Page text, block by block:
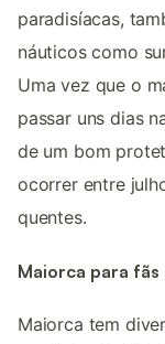
paradisíacas,
náuticos como
Uma vez que o
passar uns dias
de um bom
ocorrer entre
quentes.
Maiorca para
Maiorca tem